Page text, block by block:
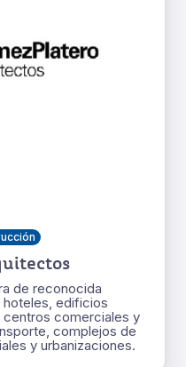
de reconocida
edificios
comerciales y
complejos de
y urbanizaciones.